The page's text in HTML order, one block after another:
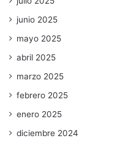
junio 2025
mayo 2025
abril 2025
marzo 2025
febrero 2025
enero 2025
diciembre 2024